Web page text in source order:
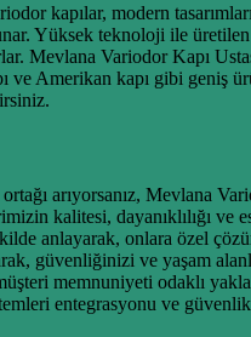
kapılar, modern
Yüksek teknoloji ile üretilen
Mevlana Variodor Kapı
ve Amerikan kapı gibi geniş
arıyorsanız, Mevlana
kalitesi, dayanıklılığı ve
anlayarak, onlara özel
güvenliğinizi ve yaşam
memnuniyeti odaklı
entegrasyonu ve güvenlik